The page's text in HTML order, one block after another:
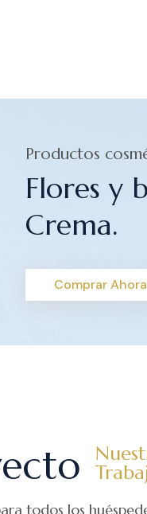
Productos
Flores y
Crema.
Comprar Ahora
todos los